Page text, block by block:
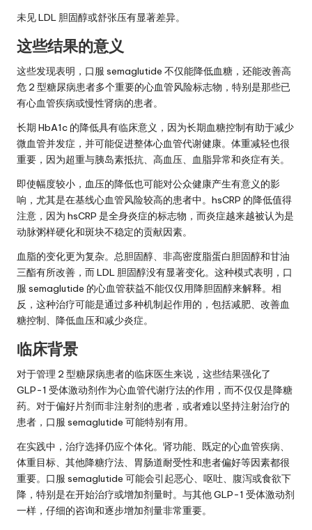
未见 LDL 胆固醇或舒张压有显著差异。
这些结果的意义
这些发现表明，口服 semaglutide 不仅能降低血糖，还能改善高
危 2 型糖尿病患者多个重要的心血管风险标志物，特别是那些已
有心血管疾病或慢性肾病的患者。
长期 HbA1c 的降低具有临床意义，因为长期血糖控制有助于减少
微血管并发症，并可能促进整体心血管代谢健康。体重减轻也很
重要，因为超重与胰岛素抵抗、高血压、血脂异常和炎症有关。
即使幅度较小，血压的降低也可能对公众健康产生有意义的影
响，尤其是在基线心血管风险较高的患者中。hsCRP 的降低值得
注意，因为 hsCRP 是全身炎症的标志物，而炎症越来越被认为是
动脉粥样硬化和斑块不稳定的贡献因素。
血脂的变化更为复杂。总胆固醇、非高密度脂蛋白胆固醇和甘油
三酯有所改善，而 LDL 胆固醇没有显著变化。这种模式表明，口
服 semaglutide 的心血管获益不能仅仅用降胆固醇来解释。相
反，这种治疗可能是通过多种机制起作用的，包括减肥、改善血
糖控制、降低血压和减少炎症。
临床背景
对于管理 2 型糖尿病患者的临床医生来说，这些结果强化了
GLP-1 受体激动剂作为心血管代谢疗法的作用，而不仅仅是降糖
药。对于偏好片剂而非注射剂的患者，或者难以坚持注射治疗的
患者，口服 semaglutide 可能特别有用。
在实践中，治疗选择仍应个体化。肾功能、既定的心血管疾病、
体重目标、其他降糖疗法、胃肠道耐受性和患者偏好等因素都很
重要。口服 semaglutide 可能会引起恶心、呕吐、腹泻或食欲下
降，特别是在开始治疗或增加剂量时。与其他 GLP-1 受体激动剂
一样，仔细的咨询和逐步增加剂量非常重要。